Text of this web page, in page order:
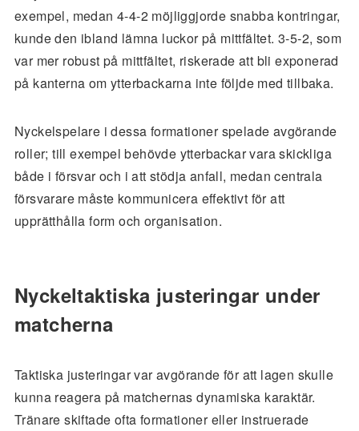
exempel, medan 4-4-2 möjliggjorde snabba kontringar,
kunde den ibland lämna luckor på mittfältet. 3-5-2, som
var mer robust på mittfältet, riskerade att bli exponerad
på kanterna om ytterbackarna inte följde med tillbaka.
Nyckelspelare i dessa formationer spelade avgörande
roller; till exempel behövde ytterbackar vara skickliga
både i försvar och i att stödja anfall, medan centrala
försvarare måste kommunicera effektivt för att
upprätthålla form och organisation.
Nyckeltaktiska justeringar under
matcherna
Taktiska justeringar var avgörande för att lagen skulle
kunna reagera på matchernas dynamiska karaktär.
Tränare skiftade ofta formationer eller instruerade